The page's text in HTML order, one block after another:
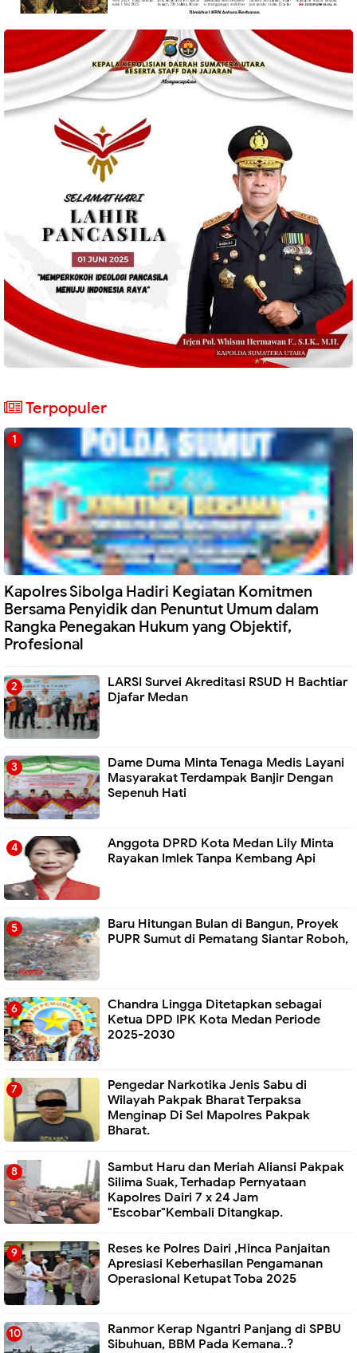
Terpopuler
Kapolres Sibolga Hadiri Kegiatan Komitmen
Bersama Penyidik dan Penuntut Umum dalam
Rangka Penegakan Hukum yang Objektif,
Profesional
LARSI Survei Akreditasi RSUD H Bachtiar
Djafar Medan
Dame Duma Minta Tenaga Medis Layani
Masyarakat Terdampak Banjir Dengan
Sepenuh Hati
Anggota DPRD Kota Medan Lily Minta
Rayakan Imlek Tanpa Kembang Api
Baru Hitungan Bulan di Bangun, Proyek
PUPR Sumut di Pematang Siantar Roboh,
Chandra Lingga Ditetapkan sebagai
Ketua DPD IPK Kota Medan Periode
2025-2030
Pengedar Narkotika Jenis Sabu di
Wilayah Pakpak Bharat Terpaksa
Menginap Di Sel Mapolres Pakpak
Bharat.
Sambut Haru dan Meriah Aliansi Pakpak
Silima Suak, Terhadap Pernyataan
Kapolres Dairi 7 x 24 Jam
"Escobar"Kembali Ditangkap.
Reses ke Polres Dairi ,Hinca Panjaitan
Apresiasi Keberhasilan Pengamanan
Operasional Ketupat Toba 2025
Ranmor Kerap Ngantri Panjang di SPBU
Sibuhuan, BBM Pada Kemana..?